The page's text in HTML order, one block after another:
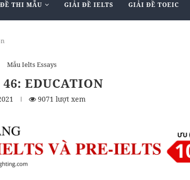
ĐỀ THI MẪU GIẢI ĐỀ IELTS GIẢI ĐỀ TOEIC
Mẫu Ielts Essays
EDUCATION
9071 lượt xem